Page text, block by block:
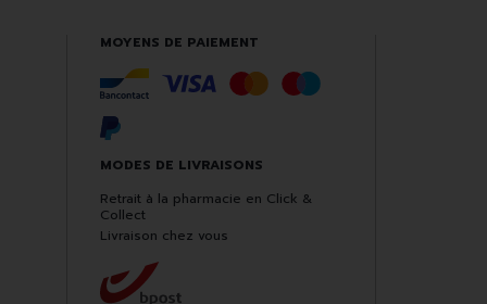
MOYENS DE PAIEMENT
MODES DE LIVRAISONS
Retrait à la pharmacie en Click &
Collect
Livraison chez vous